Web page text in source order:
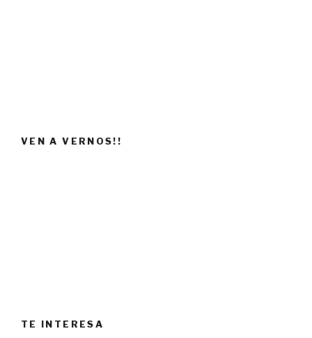
VEN A VERNOS!!
TE INTERESA